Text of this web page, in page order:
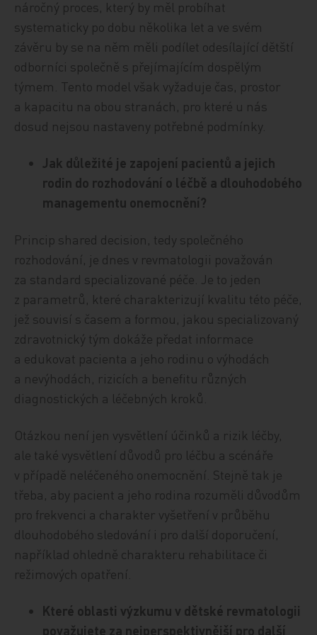
náročný proces, který by měl probíhat
systematicky po dobu několika let a ve svém
závěru by se na něm měli podílet odesílající dětští
odborníci společně s přejímajícím dospělým
týmem. Tento model však vyžaduje čas, prostor
a kapacitu na obou stranách, pro které u nás
dosud nejsou nastaveny potřebné podmínky.
Jak důležité je zapojení pacientů a jejich
rodin do rozhodování o léčbě a dlouhodobého
managementu onemocnění?
Princip shared decision, tedy společného
rozhodování, je dnes v revmatologii považován
za standard specializované péče. Je to jeden
z parametrů, které charakterizují kvalitu této péče,
jež souvisí s časem a formou, jakou specializovaný
zdravotnický tým dokáže předat informace
a edukovat pacienta a jeho rodinu o výhodách
a nevýhodách, rizicích a benefitu různých
diagnostických a léčebných kroků.
Otázkou není jen vysvětlení účinků a rizik léčby,
ale také vysvětlení důvodů pro léčbu a scénáře
v případě neléčeného onemocnění. Stejně tak je
třeba, aby pacient a jeho rodina rozuměli důvodům
pro frekvenci a charakter vyšetření v průběhu
dlouhodobého sledování i pro další doporučení,
například ohledně charakteru rehabilitace či
režimových opatření.
Které oblasti výzkumu v dětské revmatologii
považujete za nejperspektivnější pro další